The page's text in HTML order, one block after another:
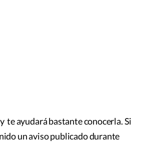
te ayudará bastante conocerla. Si
un aviso publicado durante